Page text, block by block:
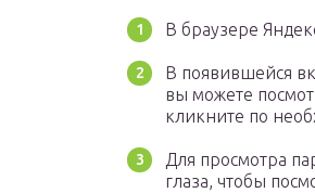
В браузере
В появившейся
вы можете
кликните по
Для просмотра
глаза, чтобы